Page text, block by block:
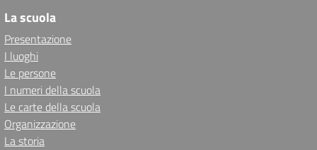
La scuola
Presentazione
I luoghi
Le persone
I numeri della scuola
Le carte della scuola
Organizzazione
La storia